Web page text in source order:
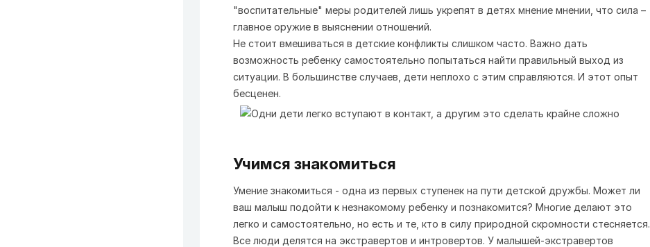
"воспитательные" меры родителей лишь укрепят в детях мнение мнении, что сила –
главное оружие в выяснении отношений.
Не стоит вмешиваться в детские конфликты слишком часто. Важно дать
возможность ребенку самостоятельно попытаться найти правильный выход из
ситуации. В большинстве случаев, дети неплохо с этим справляются. И этот опыт
бесценен.
Учимся знакомиться
Умение знакомиться - одна из первых ступенек на пути детской дружбы. Может ли
ваш малыш подойти к незнакомому ребенку и познакомится? Многие делают это
легко и самостоятельно, но есть и те, кто в силу природной скромности стесняется.
Все люди делятся на экстравертов и интровертов. У малышей-экстравертов